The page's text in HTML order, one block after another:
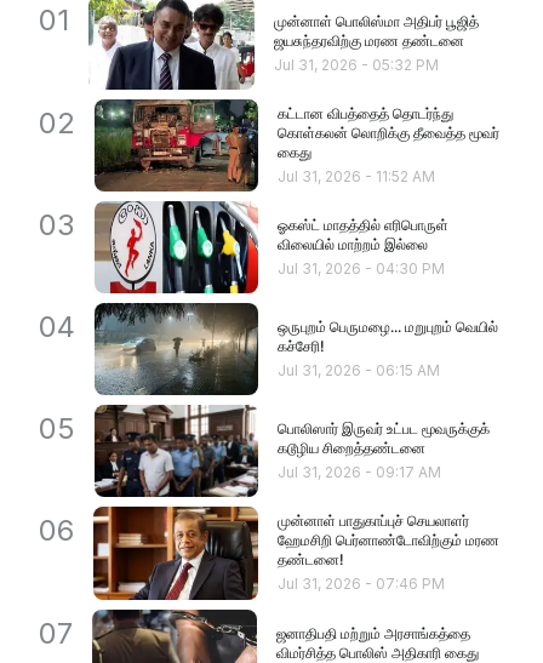
01
முன்னாள் பொலிஸ்மா அதிபர் பூஜித்
ஜயசுந்தரவிற்கு மரண தண்டனை
Jul 31, 2026 - 05:32 PM
02
கட்டான விபத்தைத் தொடர்ந்து
கொள்கலன் லொறிக்கு தீவைத்த மூவர்
கைது
Jul 31, 2026 - 11:52 AM
03
ஓகஸ்ட் மாதத்தில் எரிபொருள்
விலையில் மாற்றம் இல்லை
Jul 31, 2026 - 04:30 PM
04
ஒருபுறம் பெருமழை... மறுபுறம் வெயில்
கச்சேரி!
Jul 31, 2026 - 06:15 AM
05
பொலிஸார் இருவர் உட்பட மூவருக்குக்
கடூழிய சிறைத்தண்டனை
Jul 31, 2026 - 09:17 AM
06
முன்னாள் பாதுகாப்புச் செயலாளர்
ஹேமசிறி பெர்னாண்டோவிற்கும் மரண
தண்டனை!
Jul 31, 2026 - 07:46 PM
07
ஜனாதிபதி மற்றும் அரசாங்கத்தை
விமர்சித்த பொலிஸ் அதிகாரி கைது